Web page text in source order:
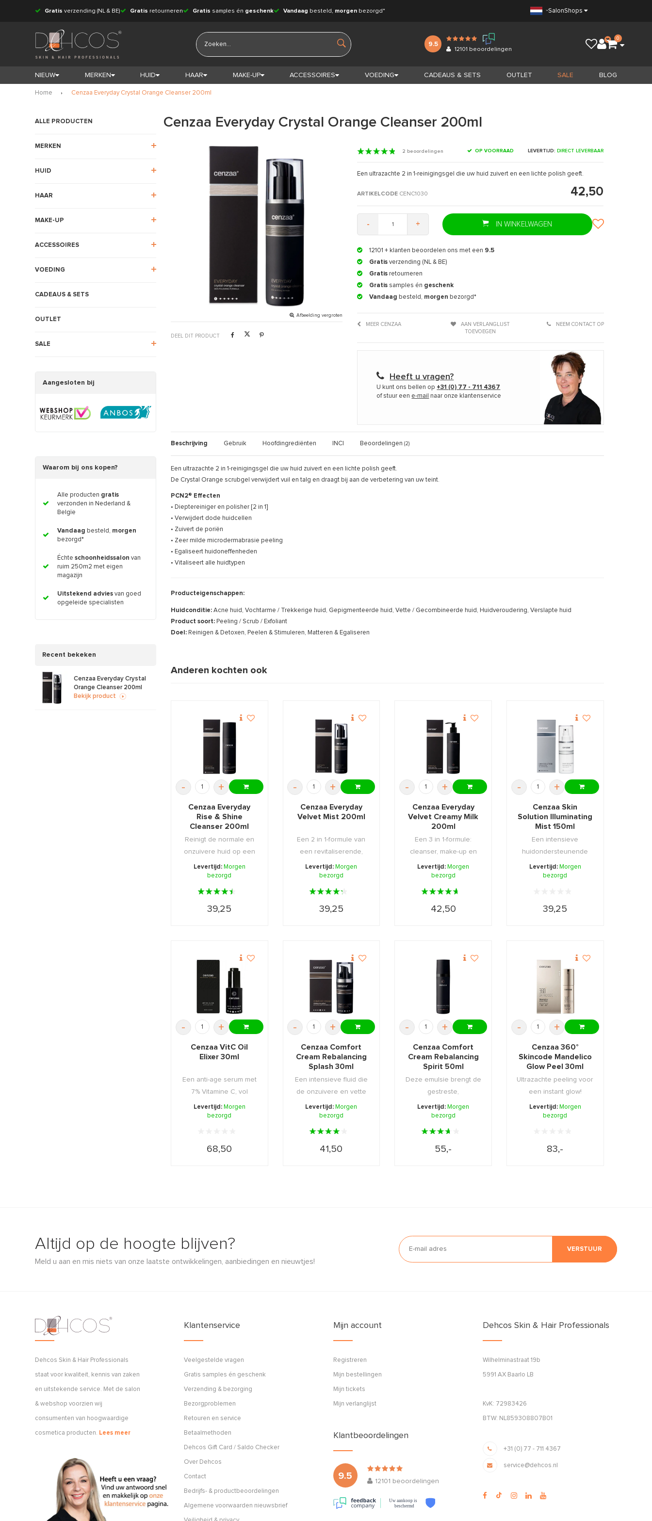
Gratis verzending (NL & BE) Gratis retourneren Gratis samples én geschenk Vandaag besteld, morgen bezorgd* SalonShops
9.5
12101 beoordelingen
0
NIEUW MERKEN HUID HAAR MAKE-UP ACCESSOIRES VOEDING CADEAUS & SETS OUTLET SALE BLOG
Home Cenzaa Everyday Crystal Orange Cleanser 200ml
ALLE PRODUCTEN
MERKEN
HUID
HAAR
MAKE-UP
ACCESSOIRES
VOEDING
CADEAUS & SETS
OUTLET
SALE
Aangesloten bij
Waarom bij ons kopen?
Alle producten gratis
verzonden in Nederland &
Belgïe
Vandaag besteld, morgen
bezorgd*
Échte schoonheidssalon van
ruim 250m2 met eigen
magazijn
Uitstekend advies van goed
opgeleide specialisten
Recent bekeken
Cenzaa Everyday Crystal
Orange Cleanser 200ml
Bekijk product
Cenzaa Everyday Crystal Orange Cleanser 200ml
Afbeelding vergroten
DEEL DIT PRODUCT
2 beoordelingen OP VOORRAAD LEVERTIJD: DIRECT LEVERBAAR
Een ultrazachte 2 in 1-reinigingsgel die uw huid zuivert en een lichte polish geeft.
ARTIKELCODE CENC1030 42,50
- + IN WINKELWAGEN
12101 + klanten beoordelen ons met een 9.5
Gratis verzending (NL & BE)
Gratis retourneren
Gratis samples én geschenk
Vandaag besteld, morgen bezorgd*
MEER CENZAA
AAN VERLANGLIJST
TOEVOEGEN
NEEM CONTACT OP
Heeft u vragen?
U kunt ons bellen op +31 (0) 77 - 711 4367
of stuur een e-mail naar onze klantenservice
Beschrijving Gebruik Hoofdingrediënten INCI Beoordelingen (2)
Een ultrazachte 2 in 1-reinigingsgel die uw huid zuivert en een lichte polish geeft.
De Crystal Orange scrubgel verwijdert vuil en talg en draagt bij aan de verbetering van uw teint.
PCN2® Effecten
• Dieptereiniger en polisher [2 in 1]
• Verwijdert dode huidcellen
• Zuivert de poriën
• Zeer milde microdermabrasie peeling
• Egaliseert huidoneffenheden
• Vitaliseert alle huidtypen
Producteigenschappen:
Huidconditie: Acne huid, Vochtarme / Trekkerige huid, Gepigmenteerde huid, Vette / Gecombineerde huid, Huidveroudering, Verslapte huid
Product soort: Peeling / Scrub / Exfoliant
Doel: Reinigen & Detoxen, Peelen & Stimuleren, Matteren & Egaliseren
Anderen kochten ook
- +
Cenzaa Everyday
Rise & Shine
Cleanser 200ml
Reinigt de normale en
onzuivere huid op een
sprankelende, zi ...
Levertijd: Morgen
bezorgd
39,25
- +
Cenzaa Everyday
Velvet Mist 200ml
Een 2 in 1-formule van
een revitaliserende,
verzachtende en ...
Levertijd: Morgen
bezorgd
39,25
- +
Cenzaa Everyday
Velvet Creamy Milk
200ml
Een 3 in 1-formule:
cleanser, make-up en
eye make-up remover ...
Levertijd: Morgen
bezorgd
42,50
- +
Cenzaa Skin
Solution Illuminating
Mist 150ml
Een intensieve
huidondersteunende
lotion met anti-oxidanten
...
Levertijd: Morgen
bezorgd
39,25
- +
Cenzaa VitC Oil
Elixer 30ml
Een anti-age serum met
7% Vitamine C, vol
antioxidanten, dra ...
Levertijd: Morgen
bezorgd
68,50
- +
Cenzaa Comfort
Cream Rebalancing
Splash 30ml
Een intensieve fluid die
de onzuivere en vette
huid herstelt ...
Levertijd: Morgen
bezorgd
41,50
- +
Cenzaa Comfort
Cream Rebalancing
Spirit 50ml
Deze emulsie brengt de
gestreste,
gecombineerde en
vette hui ...
Levertijd: Morgen
bezorgd
55,-
- +
Cenzaa 360°
Skincode Mandelico
Glow Peel 30ml
Ultrazachte peeling voor
een instant glow!
Levertijd: Morgen
bezorgd
83,-
Altijd op de hoogte blijven?
Meld u aan en mis niets van onze laatste ontwikkelingen, aanbiedingen en nieuwtjes!
VERSTUUR
Dehcos Skin & Hair Professionals
staat voor kwaliteit, kennis van zaken
en uitstekende service. Met de salon
& webshop voorzien wij
consumenten van hoogwaardige
cosmetica producten. Lees meer
Klantenservice
Veelgestelde vragen
Gratis samples én geschenk
Verzending & bezorging
Bezorgproblemen
Retouren en service
Betaalmethoden
Dehcos Gift Card / Saldo Checker
Over Dehcos
Contact
Bedrijfs- & productbeoordelingen
Algemene voorwaarden nieuwsbrief
Mijn account
Registreren
Mijn bestellingen
Mijn tickets
Mijn verlanglijst
Klantbeoordelingen
9.5
12101 beoordelingen
Uw aankoop is
beschermd
Dehcos Skin & Hair Professionals
Wilhelminastraat 19b
5991 AX Baarlo LB
KvK: 72983426
BTW: NL859308807B01
+31 (0) 77 - 711 4367
service@dehcos.nl